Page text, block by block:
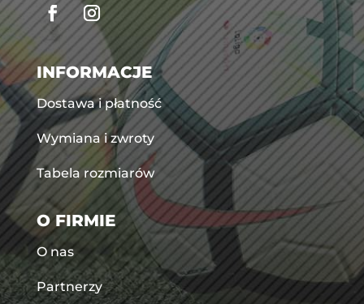
INFORMACJE
Dostawa i płatność
Wymiana i zwroty
Tabela rozmiarów
O FIRMIE
O nas
Partnerzy